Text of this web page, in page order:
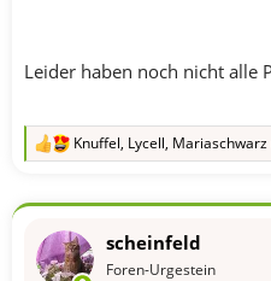
Leider haben noch nicht alle
R
k
o
Knuffel, Lycell, Mariaschwarz
scheinfeld
Foren-Urgestein